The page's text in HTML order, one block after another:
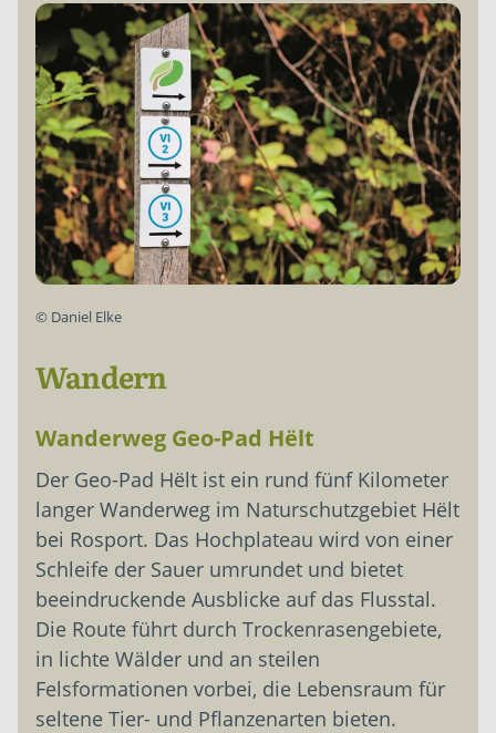
© Daniel Elke
Wandern
Wanderweg Geo-Pad Hëlt
Der Geo-Pad Hëlt ist ein rund fünf Kilometer
langer Wanderweg im Naturschutzgebiet Hëlt
bei Rosport. Das Hochplateau wird von einer
Schleife der Sauer umrundet und bietet
beeindruckende Ausblicke auf das Flusstal.
Die Route führt durch Trockenrasengebiete,
in lichte Wälder und an steilen
Felsformationen vorbei, die Lebensraum für
seltene Tier- und Pflanzenarten bieten.